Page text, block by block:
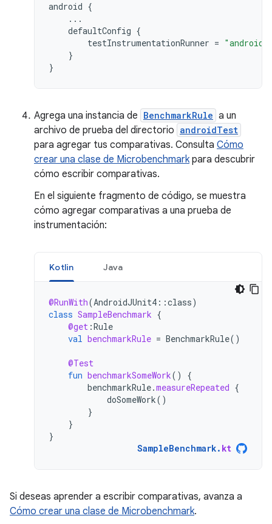
android {
...
defaultConfig {
testInstrumentationRunner =
}
}
Agrega una instancia de BenchmarkRule a un
archivo de prueba del directorio androidTest
para agregar tus comparativas. Consulta Cómo
crear una clase de Microbenchmarkpara descubrir
cómo escribir comparativas.
En el siguiente fragmento de código, se muestra
cómo agregar comparativas a una prueba de
instrumentación:
Kotlin Java
@RunWith(AndroidJUnit4 ::class)
class SampleBenchmark {
@get :Rule
val benchmarkRule = BenchmarkRule()
@Test
fun benchmarkSomeWork()
{
benchmarkRule.measureRepeated {
doSomeWork()
}
}
}
SampleBenchmark. kt
Si deseas aprender a escribir comparativas, avanza a
Cómo crear una clase de Microbenchmark.